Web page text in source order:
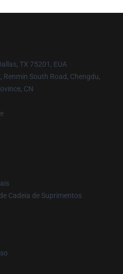
TX 75201, EUA
Renmin South Road, Chengdu,
CN
Cadeia de Suprimentos